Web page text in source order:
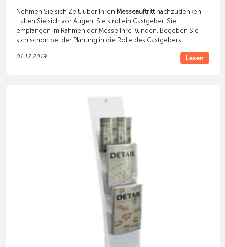
Nehmen Sie sich Zeit, über Ihren Messeauftrittnachzudenken.
Halten Sie sich vor Augen: Sie sind ein Gastgeber. Sie
empfangen im Rahmen der Messe Ihre Kunden. Begeben Sie
sich schon bei der Planung in die Rolle des Gastgebers.
01.12.2019 Lesen